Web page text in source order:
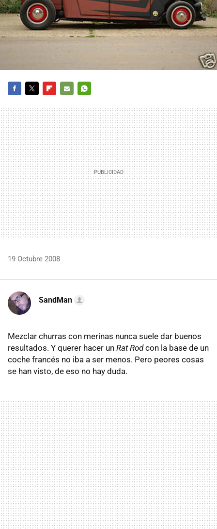
MAIL
19 Octubre 2008
SandMan
Mezclar churras con merinas nunca suele dar buenos
resultados. Y querer hacer un Rat Rodcon la base de un
coche francés no iba a ser menos. Pero peores cosas
se han visto, de eso no hay duda.